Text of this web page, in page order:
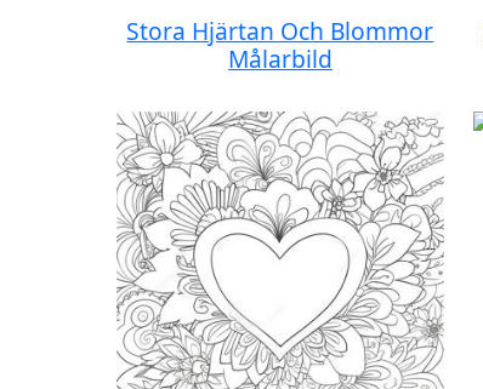
Stora Hjärtan Och Blommor
Målarbild